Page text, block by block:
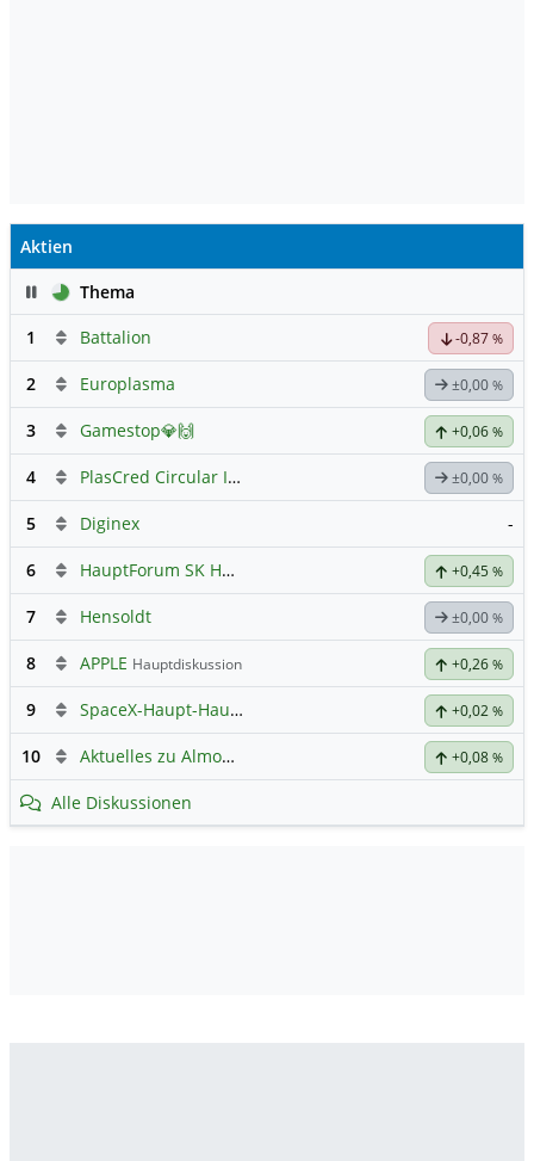
Aktien
PauseThema
1
Battalion -0,87 %
2 Europlasma ±0,00 %
3 Gamestop💎🙌 +0,06 %
4 PlasCred Circular Innovations ±0,00 %
5 Diginex -
6 HauptForum SK HYNIC +0,45 %
7 Hensoldt ±0,00 %
8 APPLE Hauptdiskussion +0,26 %
9 SpaceX-Haupt-Hauptforum +0,02 %
10 Aktuelles zu Almonty Industries +0,08 %
Alle Diskussionen